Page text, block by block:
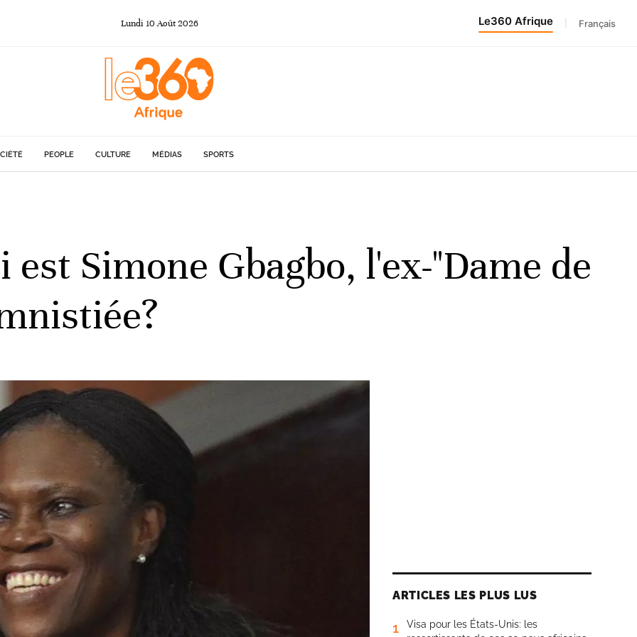
Lundi 10 Août 2026 Le360 Afrique Français
PEOPLE CULTURE MÉDIAS SPORTS
Simone Gbagbo, l'ex-"Dame de
ARTICLES LES PLUS LUS
1
Visa pour les États-Unis: les